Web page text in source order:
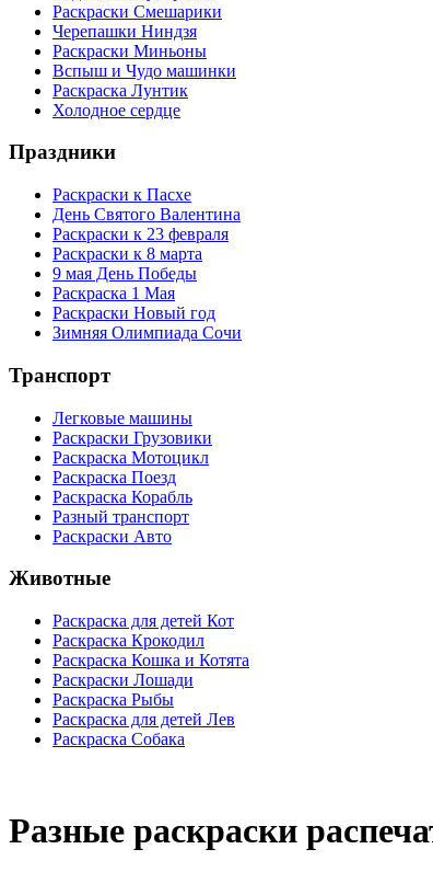
Раскраски Смешарики
Черепашки Ниндзя
Раскраски Миньоны
Вспыш и Чудо машинки
Раскраска Лунтик
Холодное сердце
Праздники
Раскраски к Пасхе
День Святого Валентина
Раскраски к 23 февраля
Раскраски к 8 марта
9 мая День Победы
Раскраска 1 Мая
Раскраски Новый год
Зимняя Олимпиада Сочи
Транспорт
Легковые машины
Раскраски Грузовики
Раскраска Мотоцикл
Раскраска Поезд
Раскраска Корабль
Разный транспорт
Раскраски Авто
Животные
Раскраска для детей Кот
Раскраска Крокодил
Раскраска Кошка и Котята
Раскраски Лошади
Раскраска Рыбы
Раскраска для детей Лев
Раскраска Собака
Разные раскраски